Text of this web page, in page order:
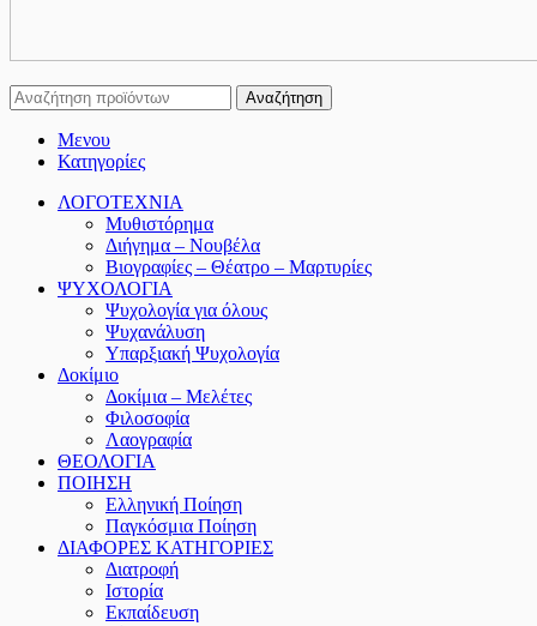
Αναζήτηση
Μενου
Κατηγορίες
ΛΟΓΟΤΕΧΝΙΑ
Μυθιστόρημα
Διήγημα – Νουβέλα
Βιογραφίες – Θέατρο – Μαρτυρίες
ΨΥΧΟΛΟΓΙΑ
Ψυχολογία για όλους
Ψυχανάλυση
Υπαρξιακή Ψυχολογία
Δοκίμιο
Δοκίμια – Μελέτες
Φιλοσοφία
Λαογραφία
ΘΕΟΛΟΓΙΑ
ΠΟΙΗΣΗ
Ελληνική Ποίηση
Παγκόσμια Ποίηση
ΔΙΑΦΟΡΕΣ ΚΑΤΗΓΟΡΙΕΣ
Διατροφή
Ιστορία
Εκπαίδευση